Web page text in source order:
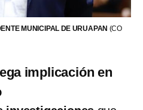
MUNICIPAL DE URUAPAN (CO
implicación en